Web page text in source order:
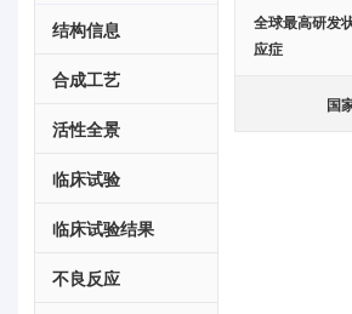
结构信息
合成工艺
活性全景
临床试验
临床试验结果
不良反应
全球最高研发
应症
国